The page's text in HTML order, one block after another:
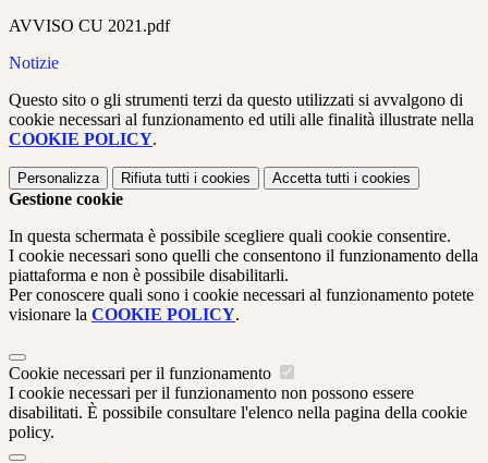
AVVISO CU 2021.pdf
Notizie
Questo sito o gli strumenti terzi da questo utilizzati si avvalgono di
cookie necessari al funzionamento ed utili alle finalità illustrate nella
COOKIE POLICY.
Personalizza Rifiuta tutti i cookies Accetta tutti i cookies
Gestione cookie
In questa schermata è possibile scegliere quali cookie consentire.
I cookie necessari sono quelli che consentono il funzionamento della
piattaforma e non è possibile disabilitarli.
Per conoscere quali sono i cookie necessari al funzionamento potete
visionare la COOKIE POLICY.
Cookie necessari per il funzionamento
I cookie necessari per il funzionamento non possono essere
disabilitati. È possibile consultare l'elenco nella pagina della cookie
policy.